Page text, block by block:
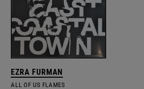
EZRA FURMAN
ALL OF US FLAMES